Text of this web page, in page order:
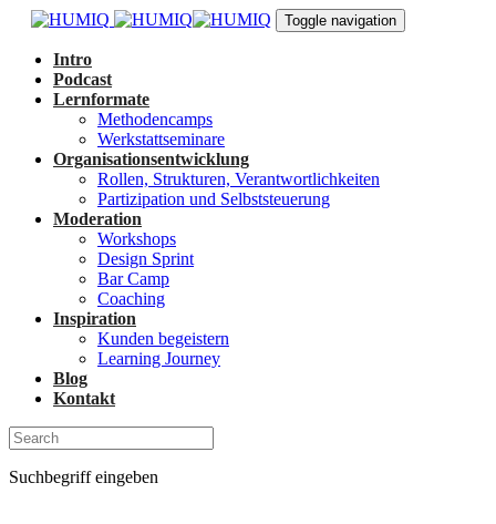
Links
Zur
Navigation
springen
Zum
Toggle navigation
Intro
Podcast
Lernformate
Methodencamps
Werkstattseminare
Organisationsentwicklung
Rollen, Strukturen, Verantwortlichkeiten
Partizipation und Selbststeuerung
Moderation
Workshops
Design Sprint
Bar Camp
Coaching
Inspiration
Kunden begeistern
Learning Journey
Blog
Kontakt
Suchbegriff eingeben